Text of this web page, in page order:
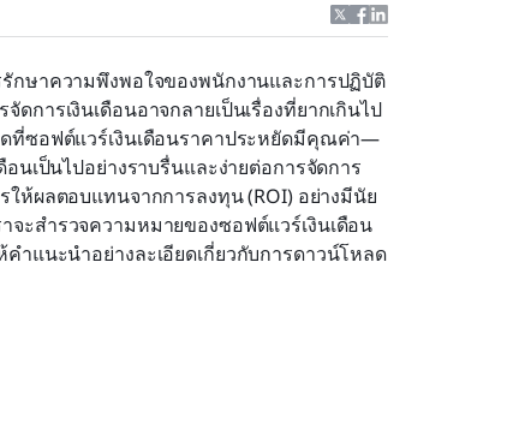
รักษาความพึงพอใจของพนักงานและการปฏิบัติ
ารเงินเดือนอาจกลายเป็นเรื่องที่ยากเกินไป
ที่ซอฟต์แวร์เงินเดือนราคาประหยัดมีคุณค่า—
นเป็นไปอย่างราบรื่นและง่ายต่อการจัดการ
ห้ผลตอบแทนจากการลงทุน (ROI) อย่างมีนัย
ะสำรวจความหมายของซอฟต์แวร์เงินเดือน
ำแนะนำอย่างละเอียดเกี่ยวกับการดาวน์โหลด